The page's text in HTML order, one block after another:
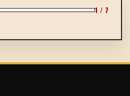
1 / 7